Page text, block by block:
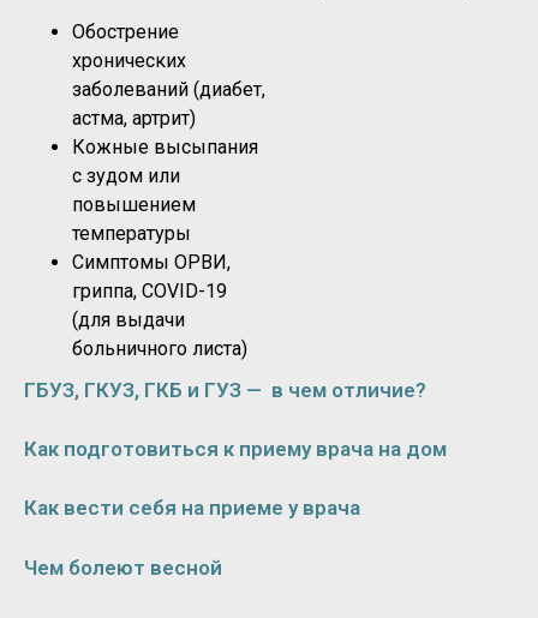
Обострение
хронических
заболеваний (диабет,
астма, артрит)
Кожные высыпания
с зудом или
повышением
температуры
Симптомы ОРВИ,
гриппа, COVID-19
(для выдачи
больничного листа)
ГБУЗ, ГКУЗ, ГКБ и ГУЗ — в чем отличие?
Как подготовиться к приему врача на дом
Как вести себя на приеме у врача
Чем болеют весной